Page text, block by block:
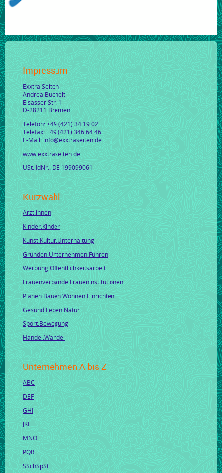
Impressum
Exxtra Seiten
Andrea Buchelt
Elsasser Str. 1
D-28211 Bremen
Telefon: +49 (421) 34 19 02
Telefax: +49 (421) 346 64 46
E-Mail:info@exxtraseiten.de
www.exxtraseiten.de
USt. IdNr.: DE 199099061
Kurzwahl
Ärzt.innen
Kinder.Kinder
Kunst.Kultur.Unterhaltung
Gründen.Unternehmen.Führen
Werbung.Öffentlichkeitsarbeit
Frauenverbände.Fraueninstitutionen
Planen.Bauen.Wohnen.Einrichten
Gesund.Leben.Natur
Sport.Bewegung
Handel.Wandel
Unternehmen A bis Z
ABC
DEF
GHI
JKL
MNO
PQR
SSchSpSt